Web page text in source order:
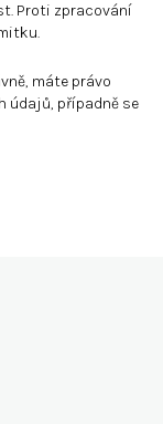
Proti zpracování
máte právo
údajů, případně se